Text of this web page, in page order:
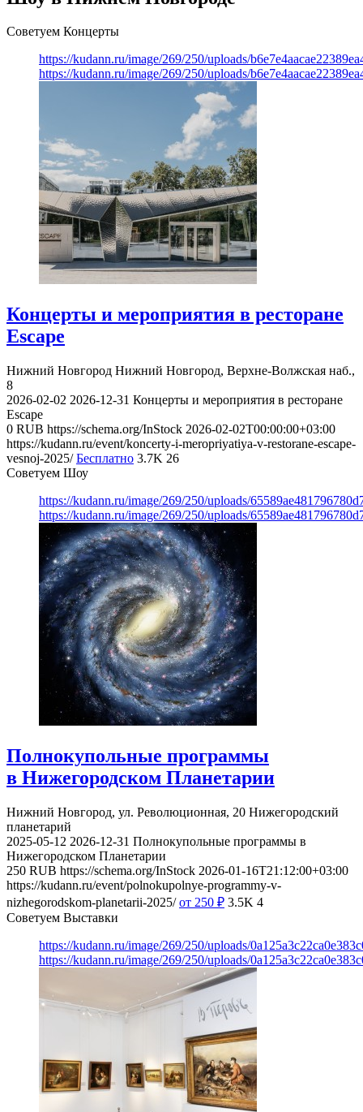
Советуем Концерты
https://kudann.ru/image/269/250/uploads/
https://kudann.ru/image/269/250/uploads/
Концерты и мероприятия в ресторане
Escape
Нижний Новгород Нижний Новгород, Верхне-Волжская наб.,
8
2026-02-02 2026-12-31 Концерты и мероприятия в ресторане
Escape
0 RUB https://schema.org/InStock 2026-02-02T00:00:00+03:00
https://kudann.ru/event/koncerty-i-meropriyatiya-v-restorane-escape-
vesnoj-2025/ Бесплатно 3.7K 26
Советуем Шоу
https://kudann.ru/image/269/250/uploads/
https://kudann.ru/image/269/250/uploads/
Полнокупольные программы
в Нижегородском Планетарии
Нижний Новгород, ул. Революционная, 20 Нижегородский
планетарий
2025-05-12 2026-12-31 Полнокупольные программы в
Нижегородском Планетарии
250 RUB https://schema.org/InStock 2026-01-16T21:12:00+03:00
https://kudann.ru/event/polnokupolnye-programmy-v-
nizhegorodskom-planetarii-2025/ от 250 ₽ 3.5K 4
Советуем Выставки
https://kudann.ru/image/269/250/uploads/
https://kudann.ru/image/269/250/uploads/